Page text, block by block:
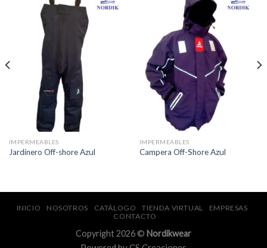
IMPERMEABLES
Jardinero Off-shore Azul
IMPERMEABLES
Campera Off-Shore Azul
INICIO NOSOTROS CATÁLOGO TIENDA VIRTUAL
EMPRESAS
CONTACTO
Copyright 2026 © Nordikwear